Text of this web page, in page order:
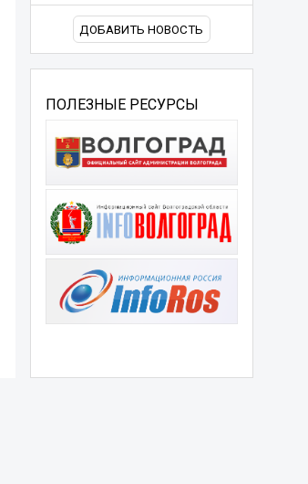
ДОБАВИТЬ НОВОСТЬ
ПОЛЕЗНЫЕ РЕСУРСЫ